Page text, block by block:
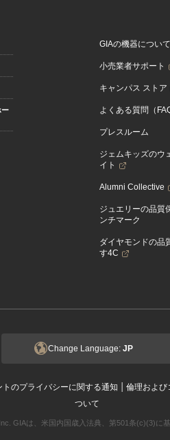
ー
GIAの機器について
小売業者サポート
キャンパス ストア
よくある質問（
プレスルーム
ジェムキッズのウ
イト
Alumni Collective
ジュエリーの品質
ンチマーク
ダイヤモンドの品
す4C
Change Language: JP
トのプライバシーに関する通知 | 倫理および
ついて
GIAは、米国内国歳入法典、第501条(c)(3)に